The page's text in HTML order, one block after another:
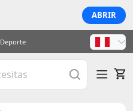
ABRIR
Deporte